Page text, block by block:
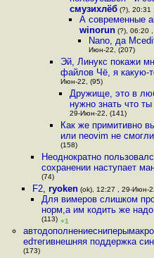
смузихлёб (?), 20:31
А современные
winorun(?), 06:20
Nano, да
Июн-22, (207)
Эй, Линукс покажи
файлов Чё, я какую-
Июн-22, (95)
Дружище, это в
нужно знать что
29-Июн-22, (141)
Как же примитивно
или neovim не
(158)
Неоднократно
сохранении наступает
(74)
F2, ryoken(ok), 12:27 , 29-Июн-
Для вимеров слишком
норм,а им кодить же
(113) +1
edтегивнешняя поддержка
(173)